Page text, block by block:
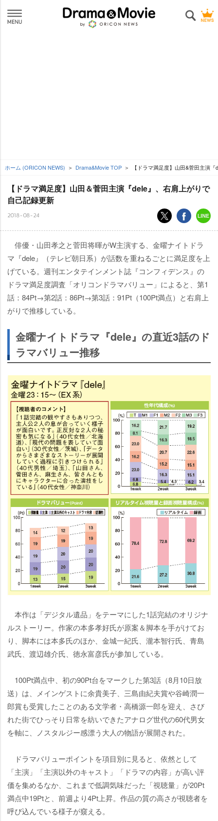
ホーム (ORICON NEWS) Drama&Movie TOP 【ドラマ満足度】山田&菅田主演
【ドラマ満足度】山田＆菅田主演『dele』、右肩上がりで
自己記録更新
2018-08-24
俳優・山田孝之と菅田将暉がW主演する、金曜ナイトドラ
マ『dele』（テレビ朝日系）が話数を重ねるごとに満足度を上
げている。週刊エンタテインメント誌『コンフィデンス』の
ドラマ満足度調査「オリコンドラマバリュー」によると、第1
話：84Pt→第2話：86Pt→第3話：91Pt（100Pt満点）と右肩上
がりで推移している。
金曜ナイトドラマ『dele』の直近3話のド
ラマバリュー推移
本作は「デジタル遺品」をテーマにした1話完結のオリジナ
ルストーリー。作家の本多孝好氏が原案＆脚本を手がけてお
り、脚本には本多氏のほか、金城一紀氏、瀧本智行氏、青島
武氏、渡辺雄介氏、徳永富彦氏が参加している。
100Pt満点中、初の90Pt台をマークした第3話（8月10日放
送）は、メインゲストに余貴美子、三島由紀夫賞や谷崎潤一
郎賞も受賞したことのある文学者・高橋源一郎を迎え、さび
れた街でひっそり日常を紡いできたアナログ世代の60代男女
を軸に、ノスタルジー感漂う大人の物語が展開された。
ドラマバリューポイントを項目別に見ると、依然として
「主演」「主演以外のキャスト」「ドラマの内容」が高い評
価を集めるなか、これまで低調気味だった「視聴量」が20Pt
満点中19Ptと、前週より4Pt上昇。作品の質の高さが視聴者を
呼び込んでいる様子が窺える。